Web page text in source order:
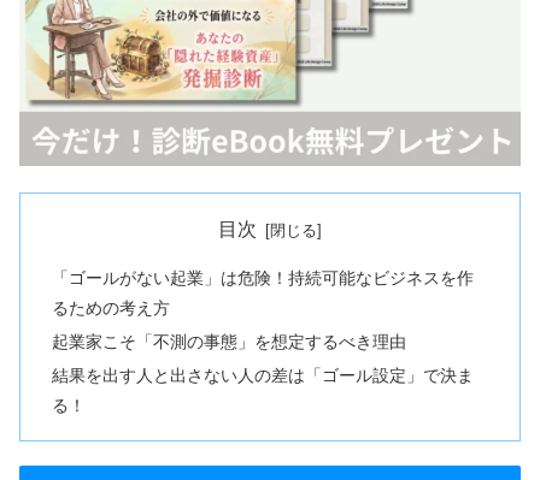
目次
「ゴールがない起業」は危険！持続可能なビジネスを作
るための考え方
起業家こそ「不測の事態」を想定するべき理由
結果を出す人と出さない人の差は「ゴール設定」で決ま
る！